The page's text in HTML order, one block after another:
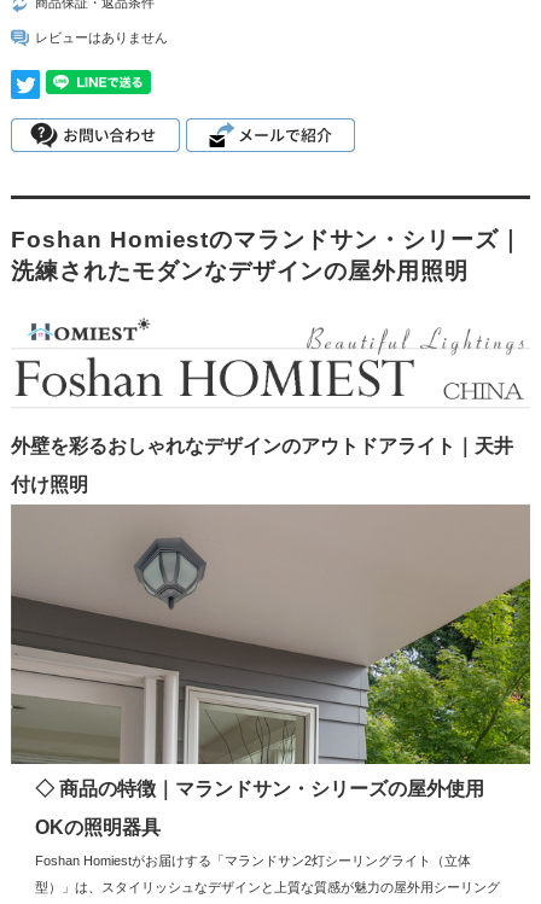
レビューはありません
Foshan Homiestのマランドサン・シリーズ｜
洗練されたモダンなデザインの屋外用照明
外壁を彩るおしゃれなデザインのアウトドアライト｜天井
付け照明
◇ 商品の特徴｜マランドサン・シリーズの屋外使用
OKの照明器具
Foshan Homiestがお届けする「マランドサン2灯シーリングライト（立体
型）」は、スタイリッシュなデザインと上質な質感が魅力の屋外用シーリング